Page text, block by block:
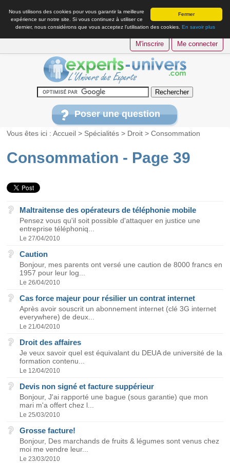
Fermer
Nous utilisons des cookies pour vous garantir la meilleure
expérience sur notre site. Si vous continuez à utiliser ce
dernier, nous considérons que vous acceptez l’utilisation des cookies. En savoir plus
M'inscrire Me connecter
Poser une question
Vous êtes ici :Accueil > Spécialités > Droit >Consommation
Consommation - Page 39
Maltraitense des opérateurs de téléphonie mobile
Pensez vous qu'il soit possible d'attaquer en justice une
entreprise téléphoniq...
Le 27/04/2010
Caution
Bonjour, mes parents ont versé une caution de 8000 francs en
1957 pour leur log...
Le 26/04/2010
Cas force majeur pour résilier un contrat internet
Après avoir souscrit un abonnement internet (clé 3G internet
everywhere) de deux...
Le 21/04/2010
Droit des affaires
Je veux savoir quel est équivalant du DEUA de université de la
formation contenu...
Le 12/04/2010
Devis non signé et facture suppérieur
Bonjour, J'ai rapporté une bague (sous garantie) que mon
mari m'a offert chez l...
Le 25/03/2010
Grosse facture!
Bonjour, Des marchands de fruits & légumes sont venus chez
moi me vendre leur...
Le 23/03/2010